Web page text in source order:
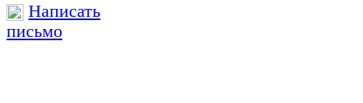
Написать
письмо